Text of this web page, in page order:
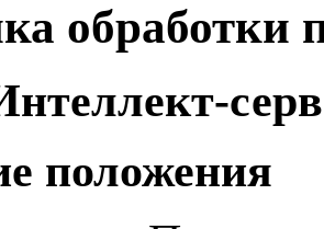
обработки
положения